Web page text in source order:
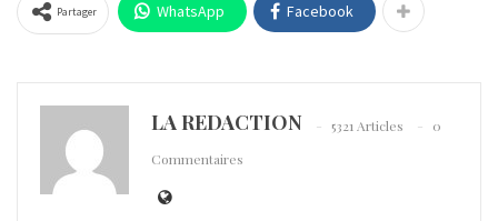
Partager WhatsApp Facebook
LA REDACTION 5321 Articles
0
Commentaires